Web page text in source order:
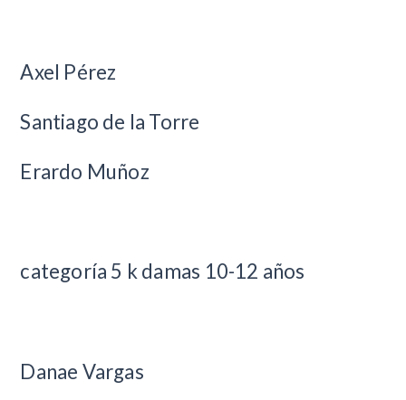
Axel Pérez
Santiago de la Torre
Erardo Muñoz
categoría 5 k damas 10-12 años
Danae Vargas